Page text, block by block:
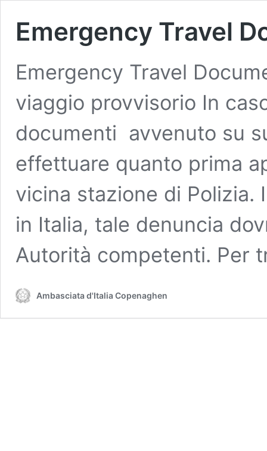
Emergency Travel
Emergency Travel
viaggio provvisorio In
documenti avvenuto su
effettuare quanto prima
vicina stazione di Polizia.
in Italia, tale denuncia
Autorità competenti. Per
Ambasciata d'Italia Copenaghen